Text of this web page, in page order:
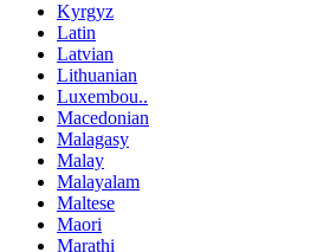
Kyrgyz
Latin
Latvian
Lithuanian
Luxembou..
Macedonian
Malagasy
Malay
Malayalam
Maltese
Maori
Marathi